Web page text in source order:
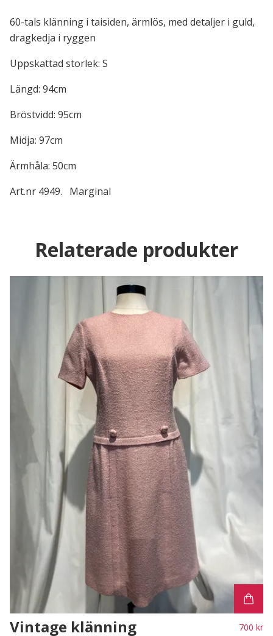
60-tals klänning i taisiden, ärmlös, med detaljer i guld,
dragkedja i ryggen
Uppskattad storlek: S
Längd: 94cm
Bröstvidd: 95cm
Midja: 97cm
Ärmhåla: 50cm
Art.nr 4949. Marginal
Relaterade produkter
Vintage klänning 700 kr